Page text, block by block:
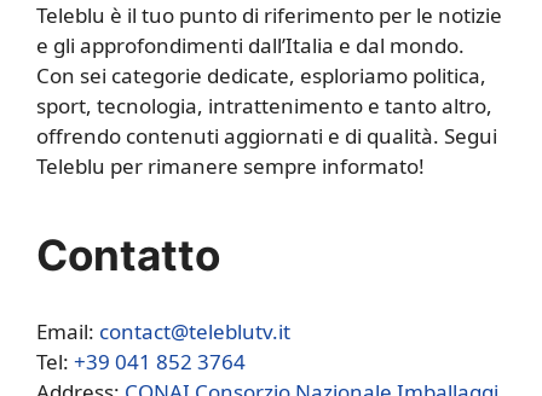
Teleblu è il tuo punto di riferimento per le notizie
e gli approfondimenti dall’Italia e dal mondo.
Con sei categorie dedicate, esploriamo politica,
sport, tecnologia, intrattenimento e tanto altro,
offrendo contenuti aggiornati e di qualità. Segui
Teleblu per rimanere sempre informato!
Contatto
Email: contact@teleblutv.it
Tel: +39 041 852 3764